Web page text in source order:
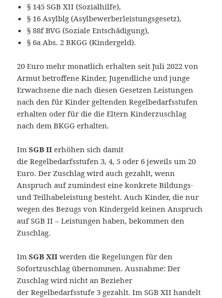
§ 145 SGB XII (Sozialhilfe),
§ 16 Asylblg (Asylbewerberleistungsgesetz),
§ 88f BVG (Soziale Entschädigung),
§ 6a Abs. 2 BKGG (Kindergeld).
20 Euro mehr monatlich erhalten seit Juli 2022 von
Armut betroffene Kinder, Jugendliche und junge
Erwachsene die nach diesen Gesetzen Leistungen
nach den für Kinder geltenden Regelbedarfsstufen
erhalten oder für die die Eltern Kinderzuschlag
nach dem BKGG erhalten.
ImSGB II erhöhen sich damit
die Regelbedarfsstufen 3, 4, 5 oder 6 jeweils um 20
Euro. Der Zuschlag wird auch gezahlt, wenn
Anspruch auf zumindest eine konkrete Bildungs-
und Teilhabeleistung besteht. Auch Kinder, die nur
wegen des Bezugs von Kindergeld keinen Anspruch
auf SGB II – Leistungen haben, bekommen den
Zuschlag.
ImSGB XII werden die Regelungen für den
Sofortzuschlag übernommen. Ausnahme: Der
Zuschlag wird nicht an Bezieher
der Regelbedarfsstufe 3 gezahlt. Im SGB XII handelt